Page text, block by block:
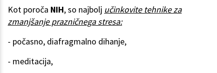
Kot poroča NIH, so najbolj učinkovite tehnike za
zmanjšanje prazničnega stresa:
- počasno, diafragmalno dihanje,
- meditacija,